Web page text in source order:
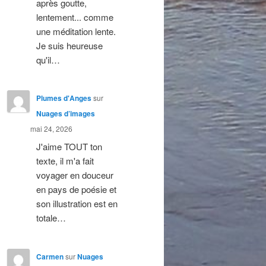
lentement... comme
une méditation lente.
Je suis heureuse
qu'il…
Plumes d'Angessur
Nuages d’images
mai 24, 2026
J'aime TOUT ton
texte, il m'a fait
voyager en douceur
en pays de poésie et
son illustration est en
totale…
CarmensurNuages